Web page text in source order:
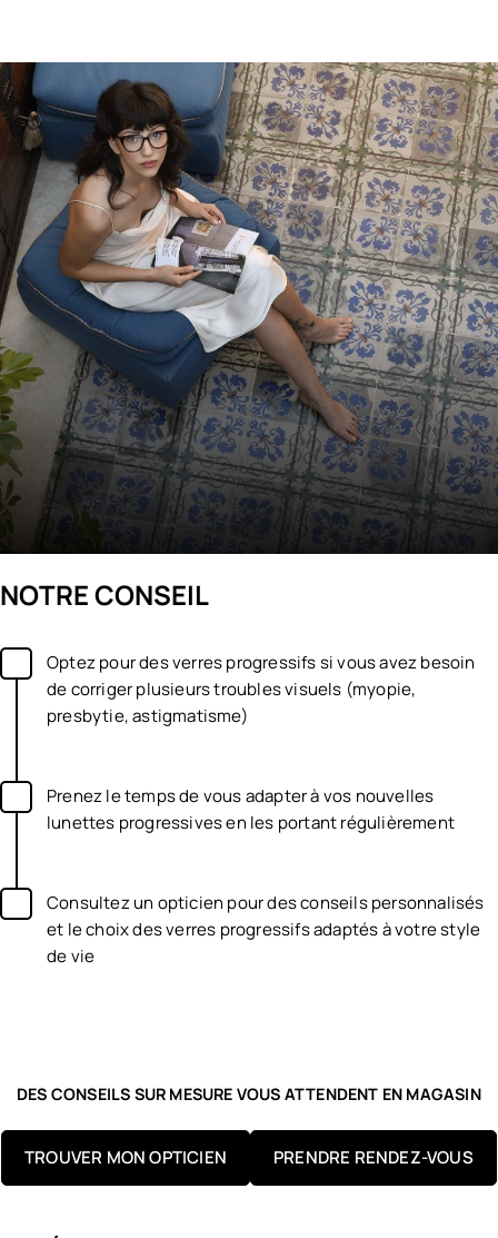
NOTRE CONSEIL
Optez pour des verres progressifs si vous avez besoin
de corriger plusieurs troubles visuels (myopie,
presbytie, astigmatisme)
Prenez le temps de vous adapter à vos nouvelles
lunettes progressives en les portant régulièrement
Consultez un opticien pour des conseils personnalisés
et le choix des verres progressifs adaptés à votre style
de vie
DES CONSEILS SUR MESURE VOUS ATTENDENT EN MAGASIN
TROUVER MON OPTICIEN PRENDRE RENDEZ-VOUS